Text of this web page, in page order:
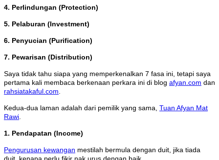
4. Perlindungan (Protection)
5. Pelaburan (Investment)
6. Penyucian (Purification)
7. Pewarisan (Distribution)
Saya tidak tahu siapa yang memperkenalkan 7 fasa ini, tetapi saya
pertama kali membaca berkenaan perkara ini di blog afyan.com dan
rahsiatakaful.com
Kedua-dua laman adalah dari pemilik yang sama, Tuan Afyan Mat
Rawi
1. Pendapatan (Income)
Pengurusan kewangan mestilah bermula dengan duit, jika tiada